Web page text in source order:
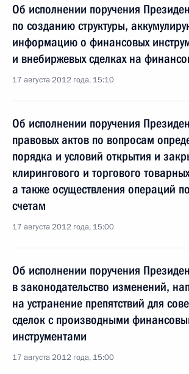
Об исполнении поручения
по созданию структуры,
информацию о финансовых
и внебиржевых сделках на
17 августа 2012 года, 15:10
Об исполнении поручения
правовых актов по вопросам
порядка и условий открытия и
клирингового и торгового
а также осуществления операций
счетам
17 августа 2012 года, 15:00
Об исполнении поручения
в законодательство изменений,
на устранение препятствий для
сделок с производными
инструментами
17 августа 2012 года, 15:00